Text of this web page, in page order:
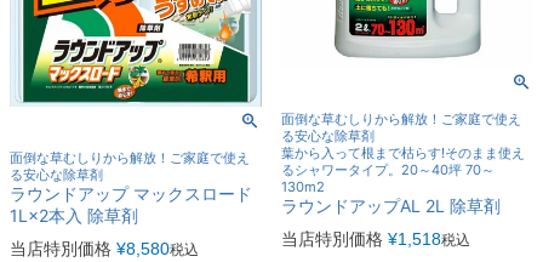
面倒な草むしりから解放！ご家庭で使え
る安心な除草剤
ラウンドアップ マックスロード
1L×2本入 除草剤
当店特別価格 ¥8,580税込
面倒な草むしりから解放！ご家庭で使え
る安心な除草剤
葉から入って根まで枯らす!そのまま使え
るシャワータイプ。20～40坪 70～
130m2
ラウンドアップAL 2L 除草剤
当店特別価格 ¥1,518税込